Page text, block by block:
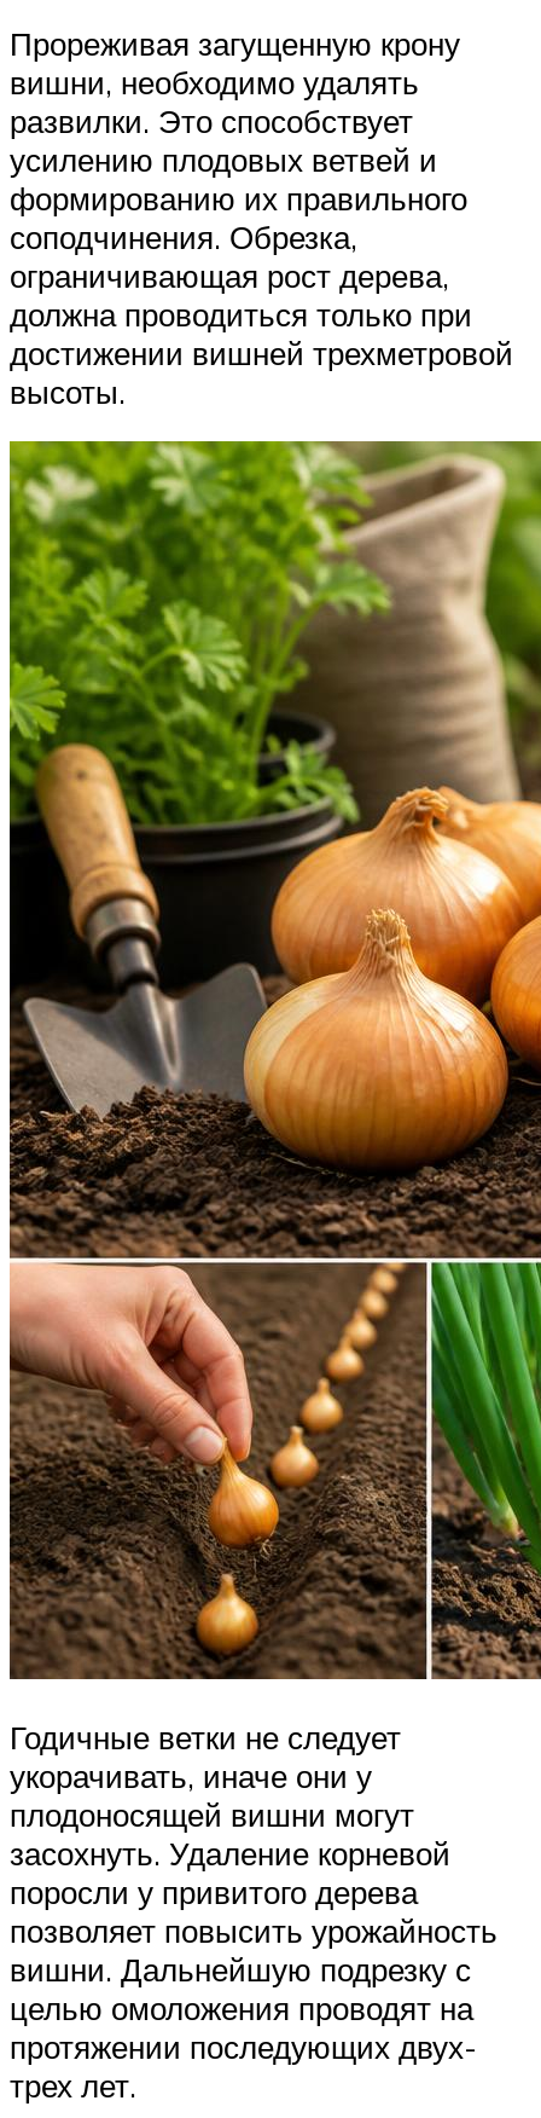
Прореживая загущенную крону
вишни, необходимо удалять
развилки. Это способствует
усилению плодовых ветвей и
формированию их правильного
соподчинения. Обрезка,
ограничивающая рост дерева,
должна проводиться только при
достижении вишней трехметровой
высоты.
Годичные ветки не следует
укорачивать, иначе они у
плодоносящей вишни могут
засохнуть. Удаление корневой
поросли у привитого дерева
позволяет повысить урожайность
вишни. Дальнейшую подрезку с
целью омоложения проводят на
протяжении последующих двух-
трех лет.